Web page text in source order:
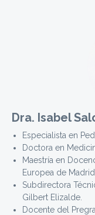
Dra. Isabel
Especialista en
Doctora en
Maestría en
Europea de Madrid.
Subdirectora
Gilbert Elizalde.
Docente del